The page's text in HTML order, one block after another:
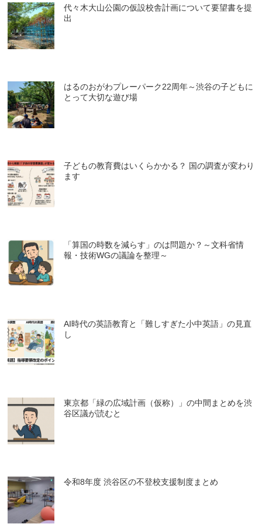
代々木大山公園の仮設校舎計画について要望書を提
出
はるのおがわプレーパーク22周年～渋谷の子どもに
とって大切な遊び場
子どもの教育費はいくらかかる？ 国の調査が変わり
ます
「算国の時数を減らす」のは問題か？～文科省情
報・技術WGの議論を整理～
AI時代の英語教育と「難しすぎた小中英語」の見直
し
東京都「緑の広域計画（仮称）」の中間まとめを渋
谷区議が読むと
令和8年度 渋谷区の不登校支援制度まとめ